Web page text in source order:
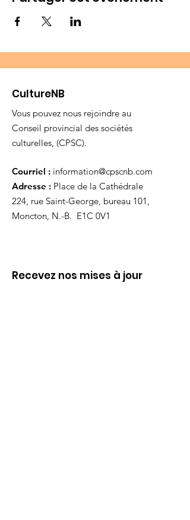
CultureNB
Vous pouvez nous rejoindre au
Conseil provincial des sociétés
culturelles, (CPSC).
Courriel : information@cpscnb.com
Adresse : Place de la Cathédrale
224, rue Saint-George, bureau 101,
Moncton, N.-B. E1C 0V1
Recevez nos mises à jour